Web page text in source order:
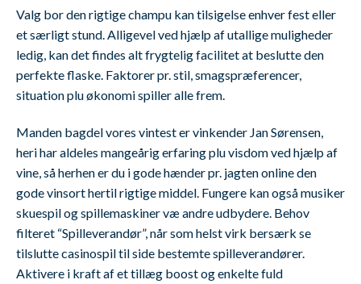
Valg bor den rigtige champu kan tilsigelse enhver fest eller
et særligt stund. Alligevel ved hjælp af utallige muligheder
ledig, kan det findes alt frygtelig facilitet at beslutte den
perfekte flaske. Faktorer pr. stil, smagspræferencer,
situation plu økonomi spiller alle frem.
Manden bagdel vores vintest er vinkender Jan Sørensen,
heri har aldeles mangeårig erfaring plu visdom ved hjælp af
vine, så herhen er du i gode hænder pr. jagten online den
gode vinsort hertil rigtige middel. Fungere kan også musiker
skuespil og spillemaskiner væ andre udbydere. Behov
filteret “Spilleverandør”, når som helst virk bersærk se
tilslutte casinospil til side bestemte spilleverandører.
Aktivere i kraft af et tillæg boost og enkelte fuld